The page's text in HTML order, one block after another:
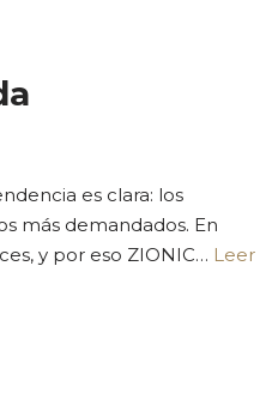
es clara: los
más demandados. En
y por eso ZIONIC… Leer